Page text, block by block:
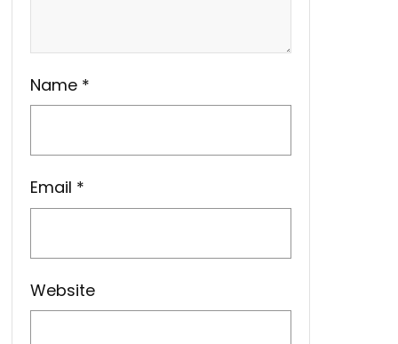
Name *
Email *
Website